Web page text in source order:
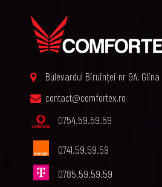
Bulevardul Biruinței nr 9A, Glina
contact@comfortex.ro
0754.59.59.59
0741.59.59.59
0785.59.59.59